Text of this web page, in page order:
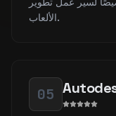
الألعاب.
05